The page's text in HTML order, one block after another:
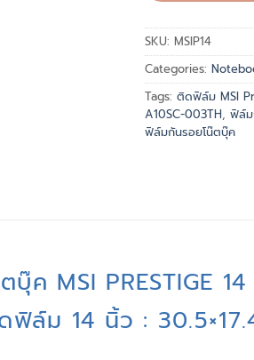
SKU: MSIP14
Categories:
Tags: ติดฟิล์ม MSI
A10SC-003TH, ฟิล์ม
ฟิล์มกันรอยโน๊ตบุ๊ค
ค MSI PRESTIGE
ฟิล์ม 14 นิ้ว :